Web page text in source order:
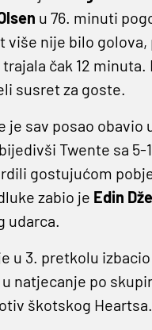
u 76. minuti
više nije bilo golova,
čak 12
susret za goste.
je sav posao obavio
Twente sa 5-
gostujućom
zabio je Edin
udarca.
u 3. pretkolu
natjecanje po
škotskog Heartsa.